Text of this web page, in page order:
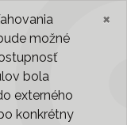
možné
bola
externého
konkrétny
×